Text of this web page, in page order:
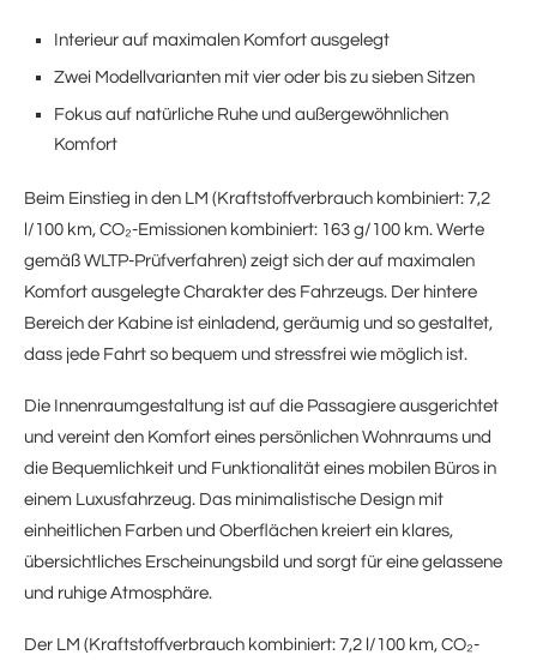
Interieur auf maximalen Komfort ausgelegt
Zwei Modellvarianten mit vier oder bis zu sieben Sitzen
Fokus auf natürliche Ruhe und außergewöhnlichen
Komfort
Beim Einstieg in den LM (Kraftstoffverbrauch kombiniert: 7,2
l/100 km, CO₂-Emissionen kombiniert: 163 g/100 km. Werte
gemäß WLTP-Prüfverfahren) zeigt sich der auf maximalen
Komfort ausgelegte Charakter des Fahrzeugs. Der hintere
Bereich der Kabine ist einladend, geräumig und so gestaltet,
dass jede Fahrt so bequem und stressfrei wie möglich ist.
Die Innenraumgestaltung ist auf die Passagiere ausgerichtet
und vereint den Komfort eines persönlichen Wohnraums und
die Bequemlichkeit und Funktionalität eines mobilen Büros in
einem Luxusfahrzeug. Das minimalistische Design mit
einheitlichen Farben und Oberflächen kreiert ein klares,
übersichtliches Erscheinungsbild und sorgt für eine gelassene
und ruhige Atmosphäre.
Der LM (Kraftstoffverbrauch kombiniert: 7,2 l/100 km, CO₂-